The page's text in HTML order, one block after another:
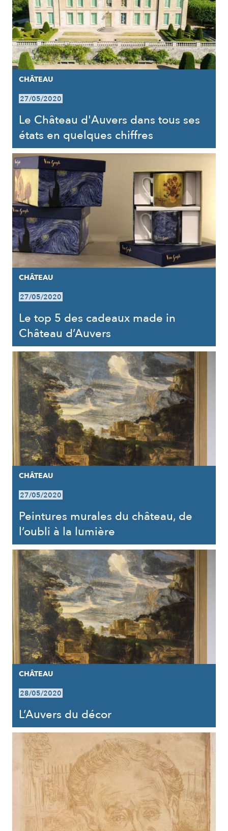
CHÂTEAU
27/05/2020
Le Château d'Auvers dans tous ses
états en quelques chiffres
CHÂTEAU
27/05/2020
Le top 5 des cadeaux made in
Château d’Auvers
CHÂTEAU
27/05/2020
Peintures murales du château, de
l’oubli à la lumière
CHÂTEAU
28/05/2020
L’Auvers du décor